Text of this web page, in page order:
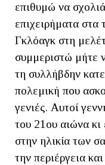
επιθυμώ να
επιχειρήματα στα
Γκλόαγκ στη
συμμεριστώ μήτε
τη συλλήβδην
πολεμική που
γενιές. Αυτοί
του 21ου αιώνα
στην ηλικία των
την περιέργεια